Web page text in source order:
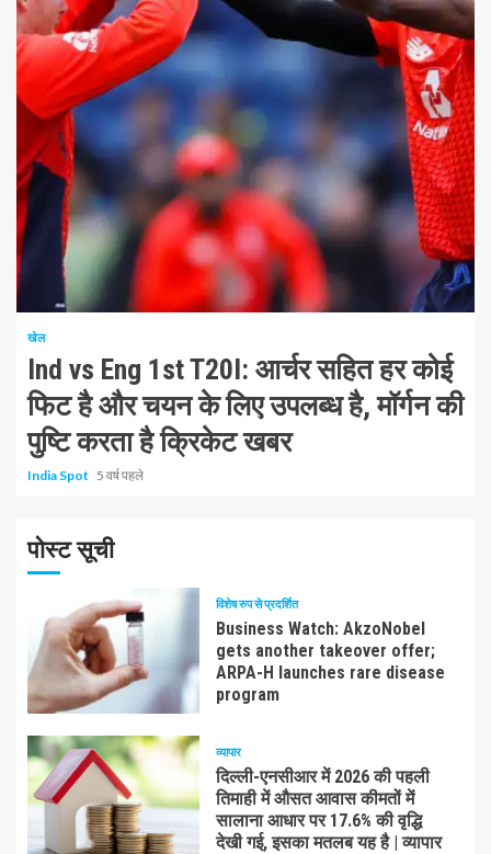
1 न्यूनतम पढ़ा
खेल
Ind vs Eng 1st T20I: आर्चर सहित हर कोई
फिट है और चयन के लिए उपलब्ध है, मॉर्गन की
पुष्टि करता है क्रिकेट खबर
India Spot 5 वर्ष पहले
पोस्ट सूची
विशेष रुप से प्रदर्शित
Business Watch: AkzoNobel
gets another takeover offer;
ARPA-H launches rare disease
program
व्यापार
दिल्ली-एनसीआर में 2026 की पहली
तिमाही में औसत आवास कीमतों में
सालाना आधार पर 17.6% की वृद्धि
देखी गई, इसका मतलब यह है | व्यापार